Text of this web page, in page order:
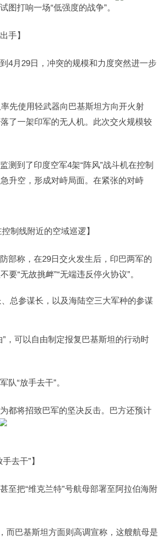
打响一场“低强度的战争”。
手】
4月29日，冲突的规模和力度突然进一步
先使用轻武器向巴基斯坦方向开火射
了一架印军的无人机。此次交火规模较
测到了印度空军4架“阵风”战斗机在控制
升空，形成对峙局面。在紧张的对峙
制线附近的空域巡逻】
部称，在29日交火发生后，印巴两军的
“无故挑衅”“无端违反停火协议”。
总参谋长，以及海陆空三大军种的参谋
，可以自由制定报复巴基斯坦的行动时
“放手去干”。
都将招致巴军的坚决反击。巴方还预计
去干”】
至把“维克兰特”号航母部署至阿拉伯海附
而巴基斯坦方面则高调宣称，这艘航母是